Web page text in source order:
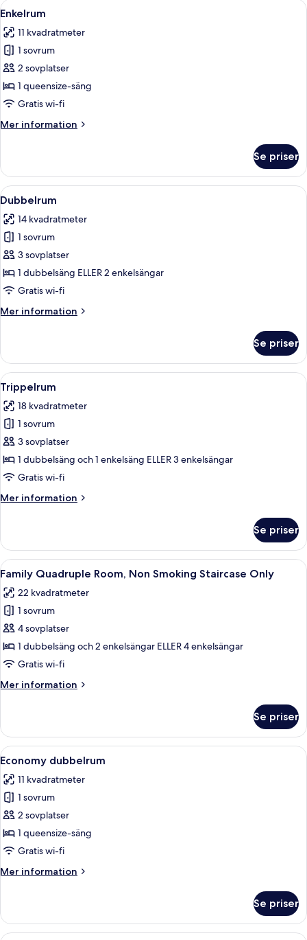
Tower
(stair
access
only)
Queen
City
View,
Tower
(stair
access
only)
Öppna
alla
foton
för
Enkelrum
Ett hotellrum med en säng, en
3
Enkelrum
11 kvadratmeter
1 sovrum
2 sovplatser
1 queensize-säng
Gratis wi-fi
Mer information
Mer
Se priser
Öppna
alla
foton
för
Dubbelrum
Ett hotellrum med en säng, ett
2
Dubbelrum
14 kvadratmeter
1 sovrum
3 sovplatser
1 dubbelsäng ELLER 2 enkelsängar
Gratis wi-fi
Mer information
Mer
Se priser
Öppna
alla
foton
för
Trippelrum
Ett hotellrum med två sängar, en
2
Trippelrum
18 kvadratmeter
1 sovrum
3 sovplatser
1 dubbelsäng och 1 enkelsäng ELLER 3 enkelsängar
Gratis wi-fi
Mer information
Mer
Se priser
Öppna
alla
foton
för
Family
Quadruple
Room,
Smoking
Ett hotellrum med två sängar, en
4
Family Quadruple Room, Non Smoking Staircase Only
22 kvadratmeter
1 sovrum
4 sovplatser
1 dubbelsäng och 2 enkelsängar ELLER 4 enkelsängar
Gratis wi-fi
Mer information
Mer
Quadruple
Room,
Non
Staircase
Only
Se priser
Öppna
alla
foton
för
Economy
dubbelrum
Ett hotellrum med en stor säng, två
5
Economy dubbelrum
11 kvadratmeter
1 sovrum
2 sovplatser
1 queensize-säng
Gratis wi-fi
Mer information
Mer
dubbelrum
Se priser
Ett hotellrum med en stor säng,